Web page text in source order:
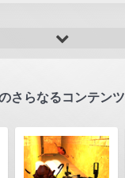
さらなるコンテンツ